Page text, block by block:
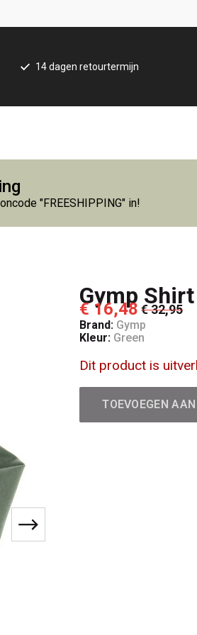
14 dagen retourtermijn
"FREESHIPPING" in!
Gymp
€ 16,48 € 32,95
Brand: Gymp
Kleur: Green
Dit product is
TOEVOEGEN